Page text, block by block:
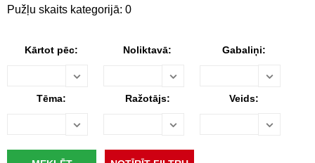
Pužļu skaits kategorijā: 0
Kārtot pēc: Noliktavā: Gabaliņi:
Tēma: Ražotājs: Veids: